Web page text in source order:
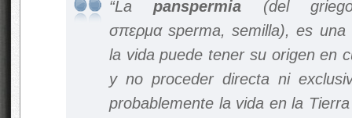
“Lapanspermia (del
σπερμαsperma, semilla), es una
la vida puede tener su origen en
y no proceder directa ni
probablemente la vida en la